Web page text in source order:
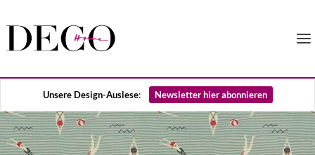
Unsere Design-Auslese: Newsletter hier abonnieren